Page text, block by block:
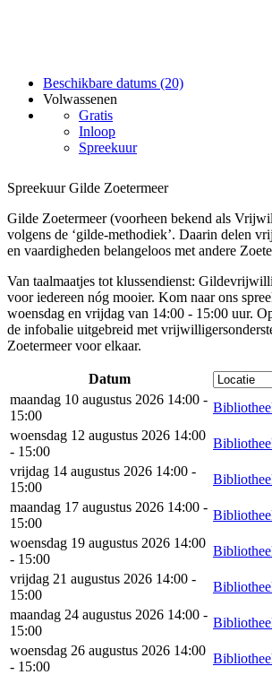
Beschikbare datums (20)
Volwassenen
Gratis
Inloop
Spreekuur
Spreekuur Gilde Zoetermeer
Gilde Zoetermeer (voorheen bekend als
volgens de ‘gilde-methodiek’. Daarin delen
en vaardigheden belangeloos met andere
Van taalmaatjes tot klussendienst:
voor iedereen nóg mooier. Kom naar ons
woensdag en vrijdag van 14:00 - 15:00 uur.
de infobalie uitgebreid met
Zoetermeer voor elkaar.
Datum
maandag 10 augustus 2026 14:00 -
15:00
woensdag 12 augustus 2026 14:00
- 15:00
vrijdag 14 augustus 2026 14:00 -
15:00
maandag 17 augustus 2026 14:00 -
15:00
woensdag 19 augustus 2026 14:00
- 15:00
vrijdag 21 augustus 2026 14:00 -
15:00
maandag 24 augustus 2026 14:00 -
15:00
woensdag 26 augustus 2026 14:00
- 15:00